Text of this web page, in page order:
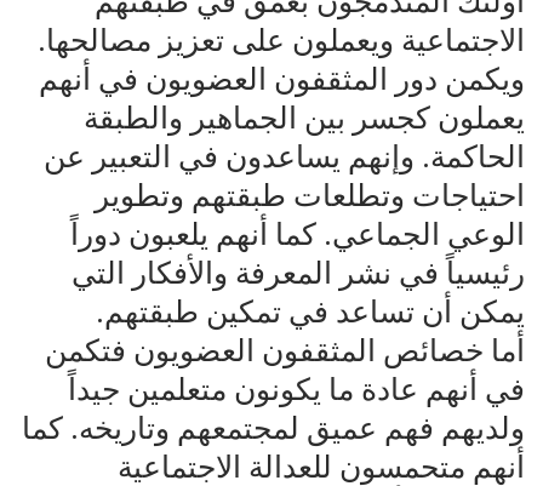
الاجتماعية ويعملون على تعزيز مصالحها.
ويكمن دور المثقفون العضويون في أنهم
يعملون كجسر بين الجماهير والطبقة
الحاكمة. وإنهم يساعدون في التعبير عن
احتياجات وتطلعات طبقتهم وتطوير
الوعي الجماعي. كما أنهم يلعبون دوراً
رئيسياً في نشر المعرفة والأفكار التي
يمكن أن تساعد في تمكين طبقتهم.
أما خصائص المثقفون العضويون فتكمن
في أنهم عادة ما يكونون متعلمين جيداً
ولديهم فهم عميق لمجتمعهم وتاريخه. كما
أنهم متحمسون للعدالة الاجتماعية